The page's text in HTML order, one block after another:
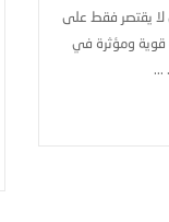
لا يقتصر فقط على
قوية ومؤثرة في
...